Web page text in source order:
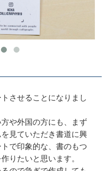
させることになりまし
や外国の方にも、まず
見ていただき書道に興
で印象的な、書のもつ
りたいと思います。